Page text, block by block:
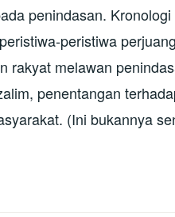
penindasan.
peristiwa
rakyat melawan
penentangan
(Ini bukannya